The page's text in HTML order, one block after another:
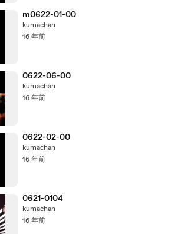
m0622-01-00
kumachan
16 年前
0622-06-00
kumachan
16 年前
0622-02-00
kumachan
16 年前
0621-0104
kumachan
16 年前